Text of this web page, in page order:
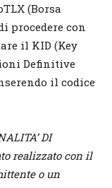
(Borsa
procedere con
il KID (Key
Definitive
il codice
DI
realizzato con il
o un